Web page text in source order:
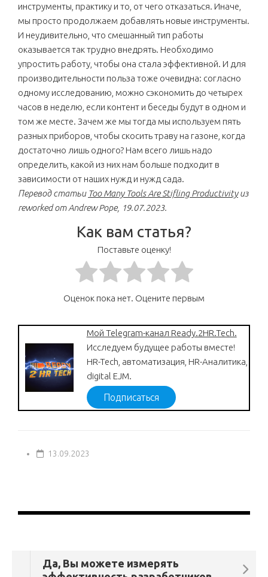
инструменты, практику и то, от чего отказаться. Иначе,
мы просто продолжаем добавлять новые инструменты.
И неудивительно, что смешанный тип работы
оказывается так трудно внедрять. Необходимо
упростить работу, чтобы она стала эффективной. И для
производительности польза тоже очевидна: согласно
одному исследованию, можно сэкономить до четырех
часов в неделю, если контент и беседы будут в одном и
том же месте. Зачем же мы тогда мы используем пять
разных приборов, чтобы скосить траву на газоне, когда
достаточно лишь одного? Нам всего лишь надо
определить, какой из них нам больше подходит в
зависимости от наших нужд и нужд сада.
Перевод статьи Too Many Tools Are Stifling Productivityиз
reworked от Andrew Pope, 19.07.2023.
Как вам статья?
Поставьте оценку!
Оценок пока нет. Оцените первым
Мой Telegram-канал Ready.2HR.Tech.
Исследуем будущее работы вместе!
HR-Tech, автоматизация, HR-Аналитика,
digital EJM.
Подписаться
13.09.2023
Да, Вы можете измерять